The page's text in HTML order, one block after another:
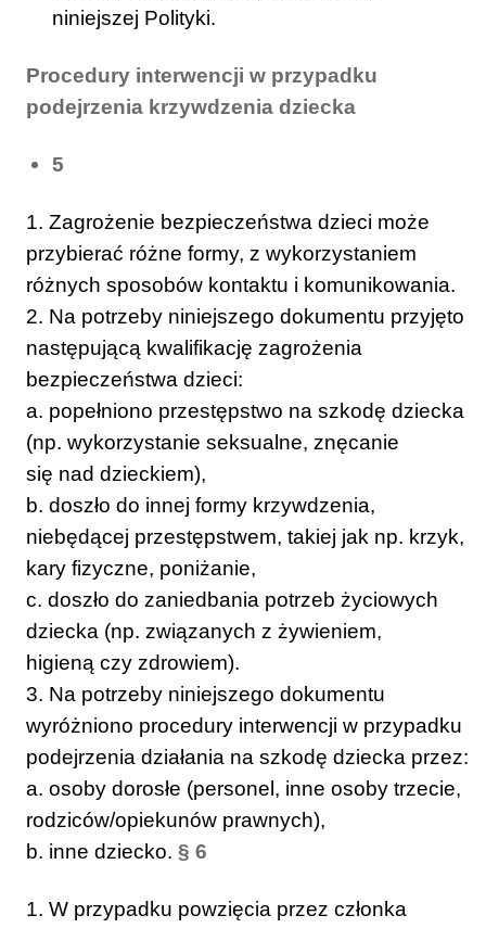
niniejszej Polityki.
Procedury interwencji w przypadku
podejrzenia krzywdzenia dziecka
5
1. Zagrożenie bezpieczeństwa dzieci może
przybierać różne formy, z wykorzystaniem
różnych sposobów kontaktu i komunikowania.
2. Na potrzeby niniejszego dokumentu przyjęto
następującą kwalifikację zagrożenia
bezpieczeństwa dzieci:
a. popełniono przestępstwo na szkodę dziecka
(np. wykorzystanie seksualne, znęcanie
się nad dzieckiem),
b. doszło do innej formy krzywdzenia,
niebędącej przestępstwem, takiej jak np. krzyk,
kary fizyczne, poniżanie,
c. doszło do zaniedbania potrzeb życiowych
dziecka (np. związanych z żywieniem,
higieną czy zdrowiem).
3. Na potrzeby niniejszego dokumentu
wyróżniono procedury interwencji w przypadku
podejrzenia działania na szkodę dziecka przez:
a. osoby dorosłe (personel, inne osoby trzecie,
rodziców/opiekunów prawnych),
b. inne dziecko. § 6
1. W przypadku powzięcia przez członka